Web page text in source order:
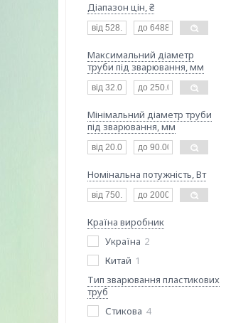
Діапазон цін, ₴
Максимальний діаметр
труби під зварювання, мм
Мінімальний діаметр труби
під зварювання, мм
Номінальна потужність, Вт
Країна виробник
Україна 2
Китай 1
Тип зварювання пластикових
труб
Стикова 4